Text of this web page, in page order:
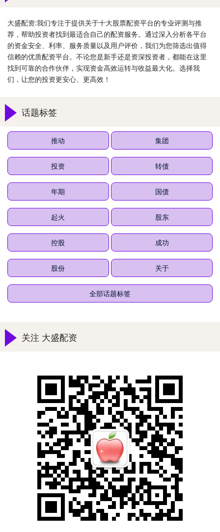
大盛配资:我们专注于提供关于十大股票配资平台的专业评测与推
荐，帮助投资者找到最适合自己的配资服务。通过深入分析各平台
的资金安全、利率、服务质量以及用户评价，我们为您筛选出值得
信赖的优质配资平台。不论您是新手还是资深投资者，都能在这里
找到可靠的合作伙伴，实现资金高效运转与收益最大化。选择我
们，让您的投资更安心、更高效！
话题标签
推动 集团
投资 转债
年期 国债
起火 股东
控股 成功
股份 关于
全部话题标签
关注 大盛配资